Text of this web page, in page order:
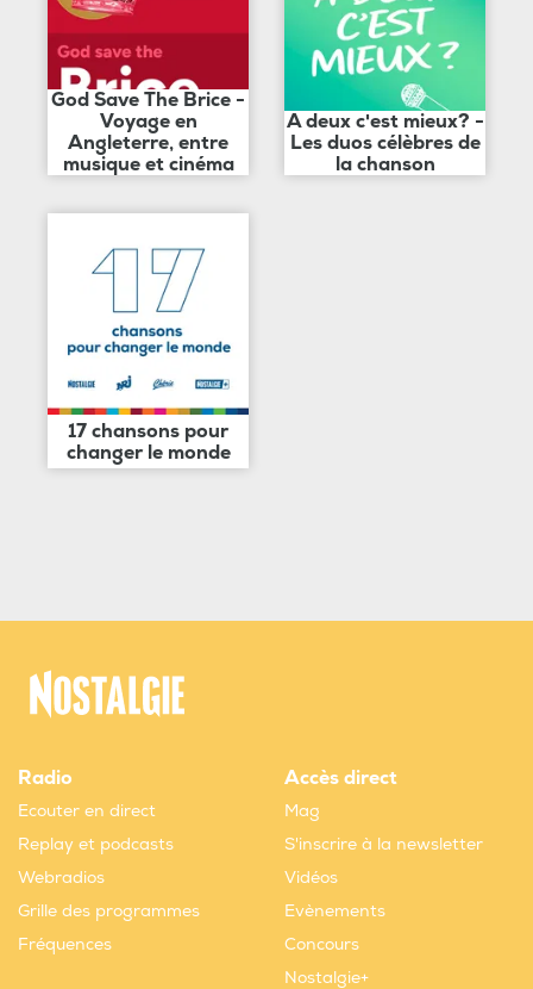
God Save The Brice -
Voyage en
Angleterre, entre
musique et cinéma
A deux c'est mieux? -
Les duos célèbres de
la chanson
17 chansons pour
changer le monde
Radio
Ecouter en direct
Replay et podcasts
Webradios
Grille des programmes
Fréquences
Accès direct
Mag
S'inscrire à la newsletter
Vidéos
Evènements
Concours
Nostalgie+